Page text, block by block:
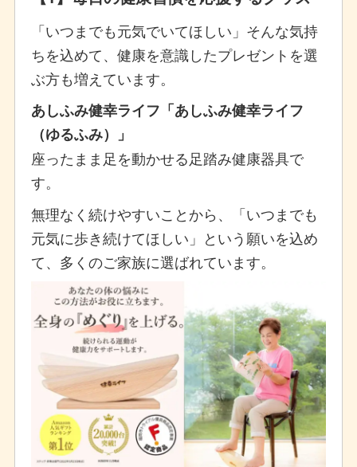
「いつまでも元気でいてほしい」そんな気持
ちを込めて、健康を意識したプレゼントを選
ぶ方も増えています。
あしふみ健幸ライフ「あしふみ健幸ライフ
（ゆるふみ）」
座ったまま足を動かせる足踏み健康器具で
す。
無理なく続けやすいことから、「いつまでも
元気に歩き続けてほしい」という願いを込め
て、多くのご家族に選ばれています。